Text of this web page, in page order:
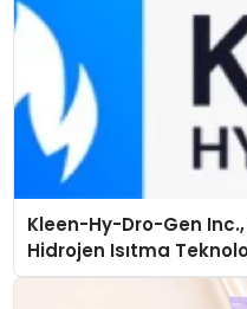
Kleen-Hy-Dro-Gen Inc.,
Hidrojen Isıtma
Düzenleyici Onaylarını